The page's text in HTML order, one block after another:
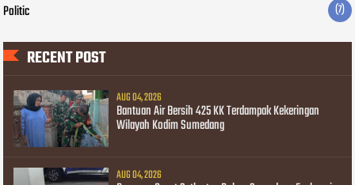
Politic (7)
RECENT POST
AUG 04, 2026
Bantuan Air Bersih 425 KK Terdampak Kekeringan
Wilayah Kodim Sumedang
AUG 04, 2026